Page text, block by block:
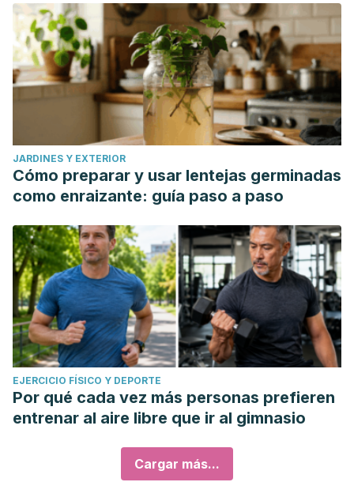
JARDINES Y EXTERIOR
Cómo preparar y usar lentejas germinadas
como enraizante: guía paso a paso
EJERCICIO FÍSICO Y DEPORTE
Por qué cada vez más personas prefieren
entrenar al aire libre que ir al gimnasio
Cargar más...